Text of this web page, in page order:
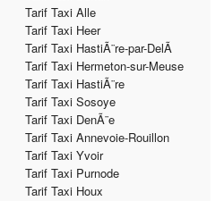
Tarif Taxi Alle
Tarif Taxi Heer
Tarif Taxi HastiÃ¨re-par-DelÃ
Tarif Taxi Hermeton-sur-Meuse
Tarif Taxi HastiÃ¨re
Tarif Taxi Sosoye
Tarif Taxi DenÃ¨e
Tarif Taxi Annevoie-Rouillon
Tarif Taxi Yvoir
Tarif Taxi Purnode
Tarif Taxi Houx